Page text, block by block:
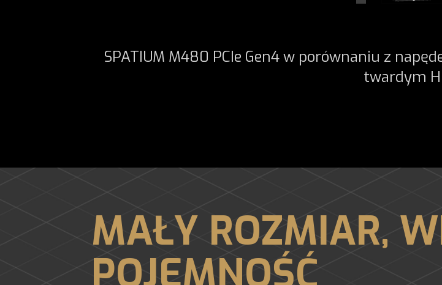
SPATIUM M480 PCIe Gen4 w porównaniu z
twardym
MAŁY ROZMIAR,
POJEMNOŚĆ